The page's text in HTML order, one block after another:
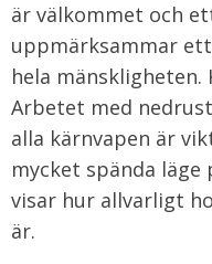
är välkommet och
uppmärksammar
hela mänskligheten.
Arbetet med
alla kärnvapen är
mycket spända läge
visar hur allvarligt
är.